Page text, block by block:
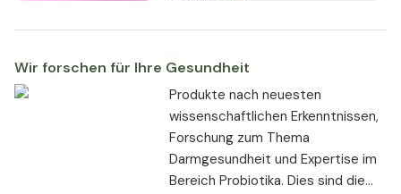
sich auf deren Zustand auswirkt.
darauf hin, dass die
Aufrechterhaltung einer
ausgewogenen Mikrobiota dazu
beitragen kann, die Symptome zu
lindern und das allgemeine
Wohlbefinden in den
Wir forschen für Ihre Gesundheit
Produkte nach neuesten
wissenschaftlichen Erkenntnissen,
Forschung zum Thema
Darmgesundheit und Expertise im
Bereich Probiotika. Dies sind die